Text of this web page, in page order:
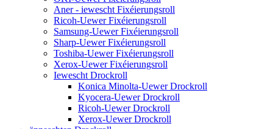
Aner - iewescht Fixéierungsroll
Ricoh-Uewer Fixéierungsroll
Samsung-Uewer Fixéierungsroll
Sharp-Uewer Fixéierungsroll
Toshiba-Uewer Fixéierungsroll
Xerox-Uewer Fixéierungsroll
Iewescht Drockroll
Konica Minolta-Uewer Drockroll
Kyocera-Uewer Drockroll
Ricoh-Uewer Drockroll
Xerox-Uewer Drockroll